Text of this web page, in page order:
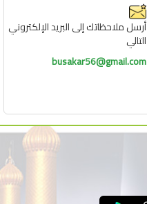
أرسل ملاحظاتك إلى البريد الإلكتروني
التالي
busakar56@gmail.com